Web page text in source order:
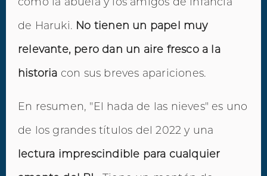
de Haruki. No tienen un papel muy
relevante, pero dan un aire fresco a la
historia con sus breves apariciones.
En resumen, "El hada de las nieves" es uno
de los grandes títulos del 2022 y una
lectura imprescindible para cualquier